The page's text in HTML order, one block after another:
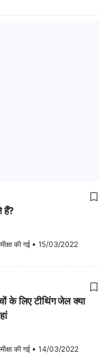
हैं?
की गई • 15/03/2022
के लिए टीथिंग जेल क्या
की गई • 14/03/2022